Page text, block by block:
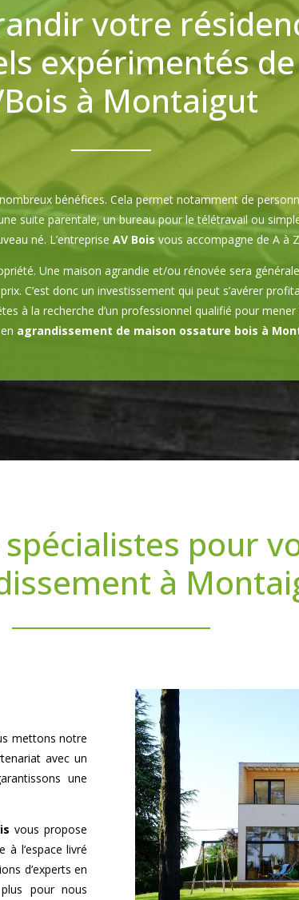
votre
expérimentés
à Montaigut
bénéfices. Cela permet notamment de
suite parentale, un bureau pour le télétravail ou
né. L’entreprise AV Bois vous accompagne de A à
Une maison agrandie et/ou rénovée sera
C’est donc un investissement qui peut s’avérer
à la recherche d’un professionnel qualifié pour
agrandissement de maison ossature bois à
pour
à
mettons notre
avec un
une
vous propose
l’espace livré
d’experts en
pour nous